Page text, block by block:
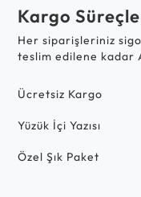
Kargo
Her siparişleriniz
teslim edilene kadar
Ücretsiz Kargo
Yüzük İçi Yazısı
Özel Şık Paket